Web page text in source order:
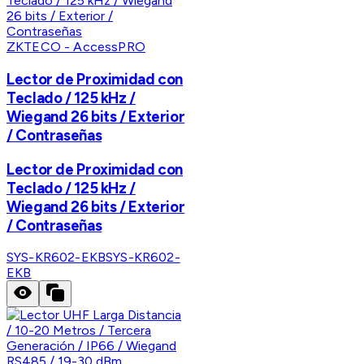
ZKTECO - AccessPRO
Lector de Proximidad con
Teclado / 125 kHz /
Wiegand 26 bits / Exterior
/ Contraseñas
Lector de Proximidad con
Teclado / 125 kHz /
Wiegand 26 bits / Exterior
/ Contraseñas
SYS-KR602-EKBSYS-KR602-
EKB